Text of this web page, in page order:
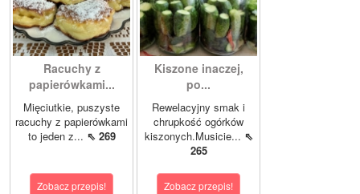
Racuchy z
papierówkami...
Mięciutkie, puszyste
racuchy z papierówkami
to jeden z... ⇖ 269
Zobacz przepis!
Kiszone inaczej,
po...
Rewelacyjny smak i
chrupkość ogórków
kiszonych.Musicie... ⇖
265
Zobacz przepis!